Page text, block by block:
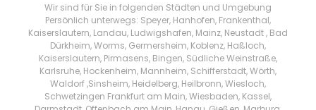
Wir sind für Sie in folgenden Städten und Umgebung
Persönlich unterwegs: Speyer, Hanhofen, Frankenthal,
Kaiserslautern, Landau, Ludwigshafen, Mainz, Neustadt , Bad
Dürkheim, Worms, Germersheim, Koblenz, Haßloch,
Kaiserslautern, Pirmasens, Bingen, Südliche Weinstraße,
Karlsruhe, Hockenheim, Mannheim, Schifferstadt, Wörth,
Waldorf ,Sinsheim, Heidelberg, Heilbronn, Wiesloch,
Schwetzingen Frankfurt am Main, Wiesbaden, Kassel,